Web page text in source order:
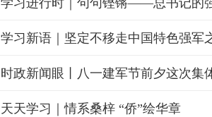
学习进行时｜句句铿锵——总书记的
学习新语｜坚定不移走中国特色强军
天天学习｜情系桑梓 “侨”绘华章